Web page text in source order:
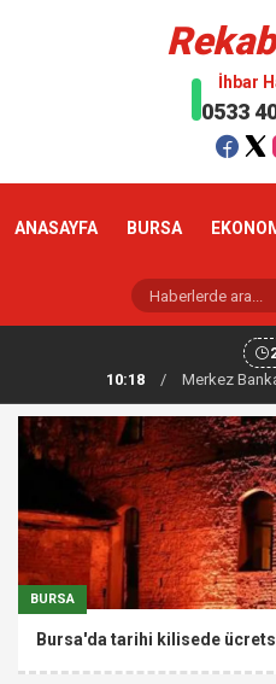
İhbar
0533
ANASAYFA BURSA
10:18
/ Altın
BURSA
Bursa'da tarihi kilisede